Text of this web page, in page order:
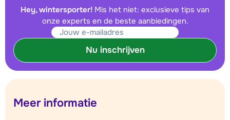
Hey, wintersporter! Mis het niet: exclusieve tips van
onze experts en de beste aanbiedingen.
Nu inschrijven
Meer informatie